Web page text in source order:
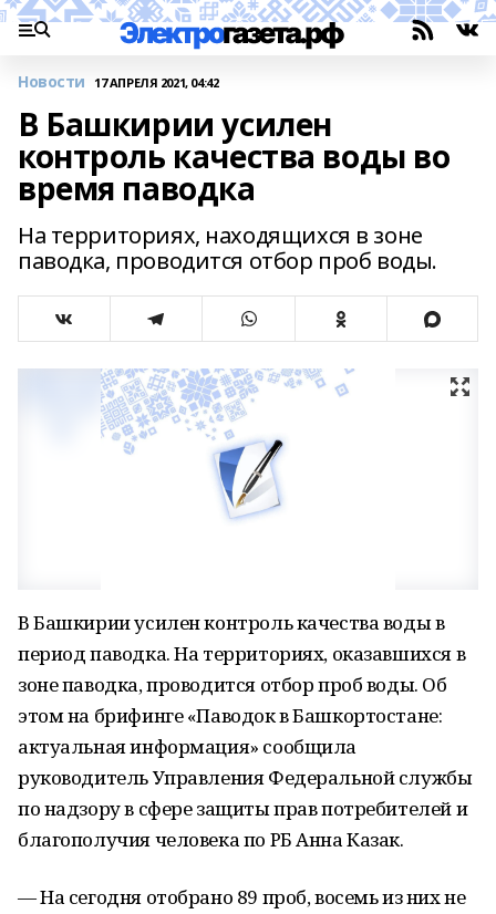
Новости 17 АПРЕЛЯ 2021, 04:42
В Башкирии усилен
контроль качества воды во
время паводка
На территориях, находящихся в зоне
паводка, проводится отбор проб воды.
В Башкирии усилен контроль качества воды в
период паводка. На территориях, оказавшихся в
зоне паводка, проводится отбор проб воды. Об
этом на брифинге «Паводок в Башкортостане:
актуальная информация» сообщила
руководитель Управления Федеральной службы
по надзору в сфере защиты прав потребителей и
благополучия человека по РБ Анна Казак.
— На сегодня отобрано 89 проб, восемь из них не